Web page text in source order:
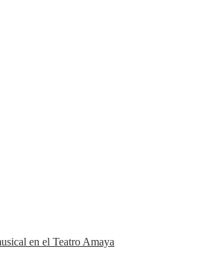
en el Teatro Amaya